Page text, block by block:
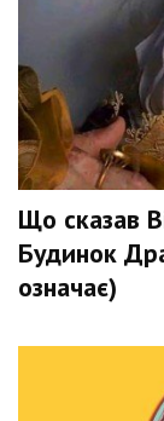
Що сказав
Будинок
означає)